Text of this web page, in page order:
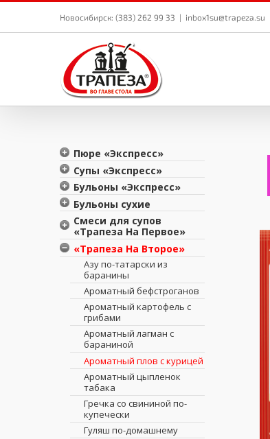
Skip
content
Новосибирск: (383) 262 99 33 | inbox1su@trapeza.su
Пюре «Экспресс»
Пюре гороховое с
жареным луком 150г
Пюре картофельное с
молоком 100г «Трапеза»
Пюре картофельное c
грибами
Пюре картофельное с
луком
Пюре картофельное с
курицей
Супы «Экспресс»
Борщ
Харчо
Шпинатный суп
Сырный суп
Куриный суп
Кукурузный суп
Грибной суп
Гороховый суп
Бульоны «Экспресс»
Бульон куриный
Бульон говяжий
Бульоны сухие
Бульон сухой куриный
«Трапеза»
Бульон сухой говяжий
«Трапеза»
Смеси для супов
«Трапеза На Первое»
Борщ
Гороховый с копченостями
Гречневый с овощами
Карри со стручковой
фасолью
Космосупчик
Крупник с курицей
Кулеш
Куриный
Овощной с охотничьими
колбасками
Рамен
Рассольник
«Трапеза На Второе»
Азу по-татарски из
баранины
Ароматный бефстроганов
Ароматный картофель с
грибами
Ароматный лагман с
бараниной
Ароматный плов с курицей
Ароматный цыпленок
табака
Гречка со свининой по-
купечески
Гуляш по-домашнему